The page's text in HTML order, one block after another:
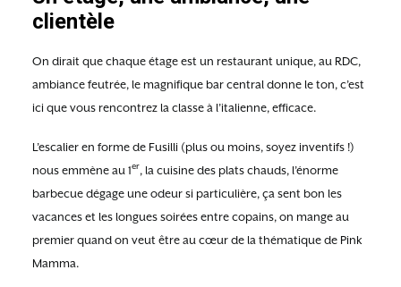
clientèle
On dirait que chaque étage est un restaurant unique, au RDC,
ambiance feutrée, le magnifique bar central donne le ton, c’est
ici que vous rencontrez la classe à l’italienne, efficace.
L’escalier en forme de Fusilli (plus ou moins, soyez inventifs !)
nous emmène au 1er, la cuisine des plats chauds, l’énorme
barbecue dégage une odeur si particulière, ça sent bon les
vacances et les longues soirées entre copains, on mange au
premier quand on veut être au cœur de la thématique de Pink
Mamma.